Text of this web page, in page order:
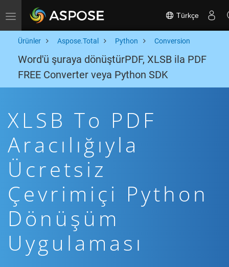
Toggle navigation Türkçe
Ürünler Aspose.Total Python Conversion
Word'ü şuraya dönüştürPDF, XLSB ila PDF
FREE Converter veya Python SDK
XLSB To PDF
Aracılığıyla
Ücretsiz
Çevrimiçi Python
Dönüşüm
Uygulaması